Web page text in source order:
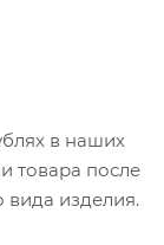
в наших
товара после
вида изделия.